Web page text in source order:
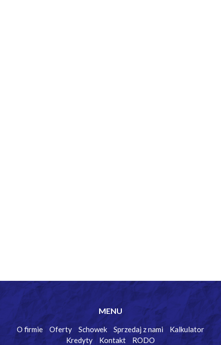
MENU
O firmie Oferty Schowek Sprzedaj z nami
Kalkulator
Kredyty
Kontakt RODO